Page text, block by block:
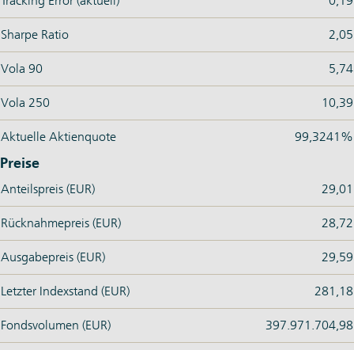
Sharpe Ratio 2,05
Vola 90 5,74
Vola 250 10,39
Aktuelle Aktienquote 99,3241%
Preise
Anteilspreis (EUR) 29,01
Rücknahmepreis (EUR) 28,72
Ausgabepreis (EUR) 29,59
Letzter Indexstand (EUR) 281,18
Fondsvolumen (EUR) 397.971.704,98